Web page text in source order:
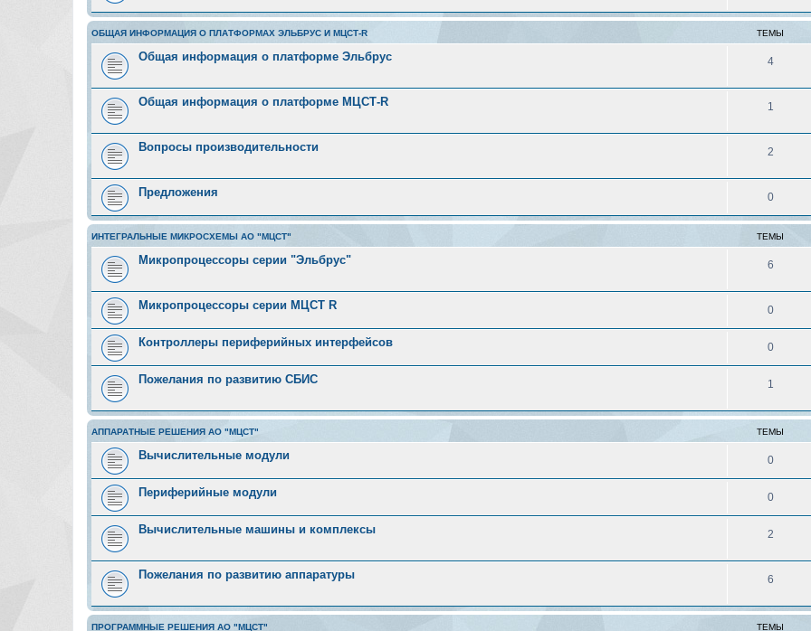
ОБЩАЯ ИНФОРМАЦИЯ О ПЛАТФОРМАХ ЭЛЬБРУС И МЦСТ-R ТЕМЫ
Общая информация о платформе Эльбрус 4
Общая информация о платформе МЦСТ-R 1
Вопросы производительности 2
Предложения 0
ИНТЕГРАЛЬНЫЕ МИКРОСХЕМЫ АО "МЦСТ" ТЕМЫ
Микропроцессоры серии "Эльбрус" 6
Микропроцессоры серии МЦСТ R 0
Контроллеры периферийных интерфейсов 0
Пожелания по развитию СБИС 1
АППАРАТНЫЕ РЕШЕНИЯ АО "МЦСТ" ТЕМЫ
Вычислительные модули 0
Периферийные модули 0
Вычислительные машины и комплексы 2
Пожелания по развитию аппаратуры 6
ПРОГРАММНЫЕ РЕШЕНИЯ АО "МЦСТ" ТЕМЫ